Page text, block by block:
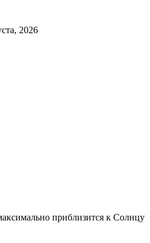
2026
приблизится к Солнцу